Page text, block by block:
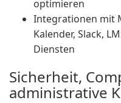
optimieren
Integrationen mit
Kalender, Slack,
Diensten
Sicherheit,
administrative